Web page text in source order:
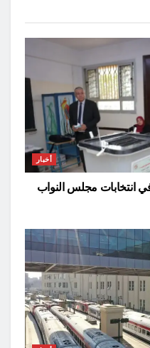
أخبار
انتخابات مجلس النواب